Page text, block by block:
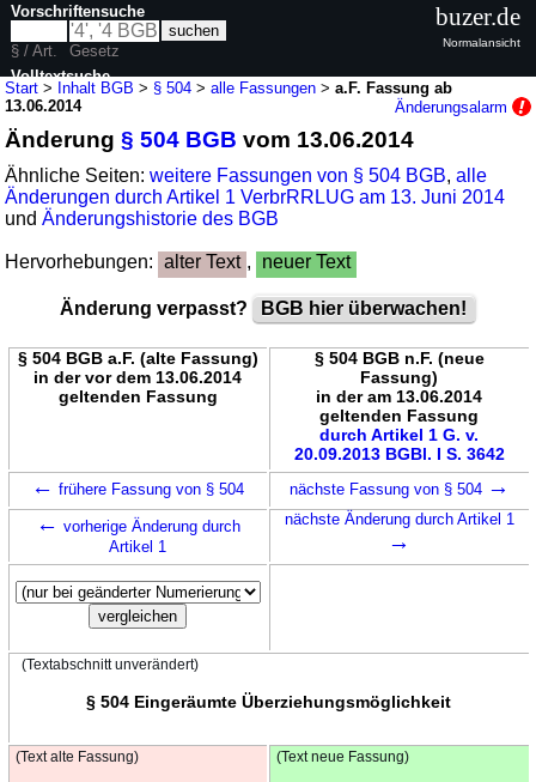
Start > Inhalt BGB > § 504 >alle Fassungen >a.F. Fassung ab
13.06.2014
Änderungsalarm
Änderung§ 504 BGB vom 13.06.2014
Ähnliche Seiten:weitere Fassungen von § 504 BGB,alle
Änderungen durch Artikel 1 VerbrRRLUG am 13. Juni 2014
undÄnderungshistorie des BGB
Hervorhebungen: alter Text , neuer Text
Änderung verpasst? BGB hier überwachen!
§ 504 BGB a.F. (alte Fassung)
in der vor dem 13.06.2014
geltenden Fassung
§ 504 BGB n.F. (neue
Fassung)
in der am 13.06.2014
geltenden Fassung
durch Artikel 1 G. v.
20.09.2013 BGBl. I S. 3642
← frühere Fassung von § 504 nächste Fassung von § 504 →
← vorherige Änderung durch
Artikel 1
nächste Änderung durch Artikel 1
→
(Textabschnitt unverändert)
§ 504 Eingeräumte Überziehungsmöglichkeit
(Text alte Fassung) (Text neue Fassung)
Vorschriftensuche
§ / Art.
Gesetz
Volltextsuche
buzer.de
Normalansicht